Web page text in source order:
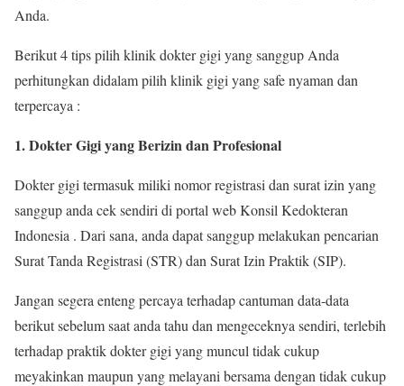
Anda.
Berikut 4 tips pilih klinik dokter gigi yang sanggup Anda
perhitungkan didalam pilih klinik gigi yang safe nyaman dan
terpercaya :
1. Dokter Gigi yang Berizin dan Profesional
Dokter gigi termasuk miliki nomor registrasi dan surat izin yang
sanggup anda cek sendiri di portal web Konsil Kedokteran
Indonesia . Dari sana, anda dapat sanggup melakukan pencarian
Surat Tanda Registrasi (STR) dan Surat Izin Praktik (SIP).
Jangan segera enteng percaya terhadap cantuman data-data
berikut sebelum saat anda tahu dan mengeceknya sendiri, terlebih
terhadap praktik dokter gigi yang muncul tidak cukup
meyakinkan maupun yang melayani bersama dengan tidak cukup